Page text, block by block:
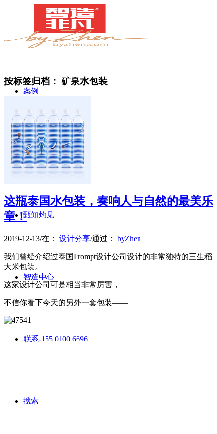
案例
简介
甄知灼见
智造中心
联系-155 0100 6696
搜索
按标签归档：矿泉水包装
这瓶泰国水包装，奏响人与自然的最美乐
章！
2019-12-13/在： 设计分享/通过： byZhen
我们曾经介绍过泰国Prompt设计公司设计的非常独特的三生稻
大米包装。
这家设计公司可是相当非常厉害，
不信你看下今天的另外一套包装——